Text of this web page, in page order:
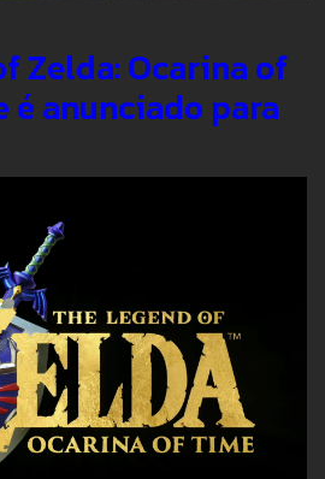
Zelda: Ocarina of
é anunciado para